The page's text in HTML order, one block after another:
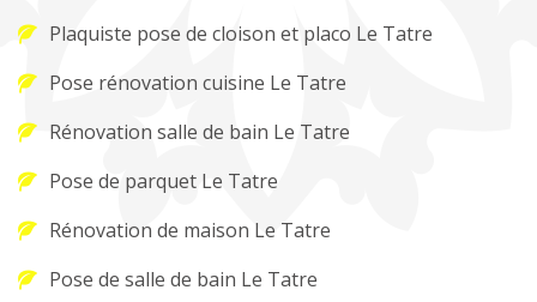
Plaquiste pose de cloison et placo Le Tatre
Pose rénovation cuisine Le Tatre
Rénovation salle de bain Le Tatre
Pose de parquet Le Tatre
Rénovation de maison Le Tatre
Pose de salle de bain Le Tatre